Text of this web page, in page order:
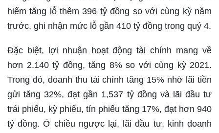
hiểm tăng lỗ thêm 396 tỷ đồng so với cùng kỳ năm
trước, ghi nhận mức lỗ gần 410 tỷ đồng trong quý 4.
Đặc biệt, lợi nhuận hoạt động tài chính mang về
hơn 2.140 tỷ đồng, tăng 8% so với cùng kỳ 2021.
Trong đó, doanh thu tài chính tăng 15% nhờ lãi tiền
gửi tăng 32%, đạt gần 1,537 tỷ đồng và lãi đầu tư
trái phiếu, kỳ phiếu, tín phiếu tăng 17%, đạt hơn 940
tỷ đồng. Ở chiều ngược lại, lãi đầu tư, kinh doanh